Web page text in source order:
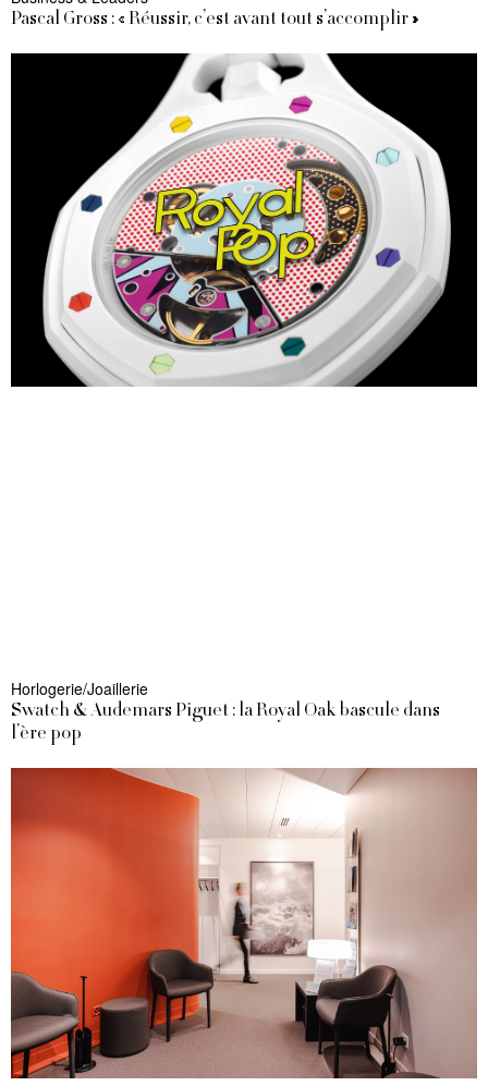
Pascal Gross : « Réussir, c’est avant tout s’accomplir »
Horlogerie/Joaillerie
Swatch & Audemars Piguet : la Royal Oak bascule dans
l’ère pop